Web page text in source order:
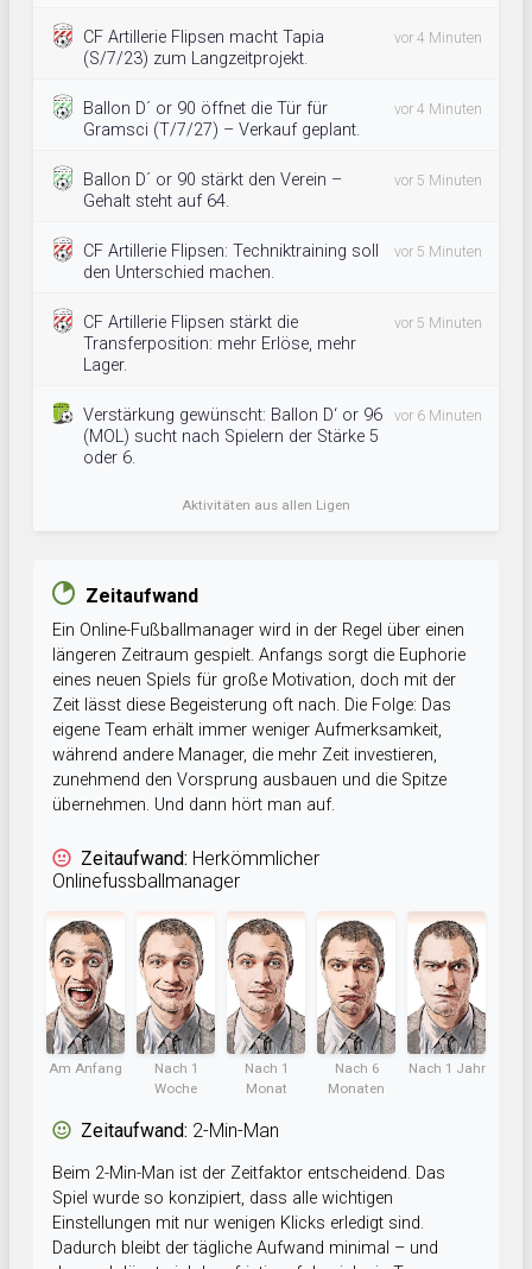
CF Artillerie Flipsen macht Tapia
(S/7/23) zum Langzeitprojekt.
vor 4 Minuten
Ballon D´ or 90 öffnet die Tür für
Gramsci (T/7/27) – Verkauf geplant.
vor 4 Minuten
Ballon D´ or 90 stärkt den Verein –
Gehalt steht auf 64.
vor 5 Minuten
CF Artillerie Flipsen: Techniktraining soll
den Unterschied machen.
vor 5 Minuten
CF Artillerie Flipsen stärkt die
Transferposition: mehr Erlöse, mehr
Lager.
vor 5 Minuten
Verstärkung gewünscht: Ballon D‘ or 96
(MOL) sucht nach Spielern der Stärke 5
oder 6.
vor 6 Minuten
Aktivitäten aus allen Ligen
Zeitaufwand
Ein Online-Fußballmanager wird in der Regel über einen
längeren Zeitraum gespielt. Anfangs sorgt die Euphorie
eines neuen Spiels für große Motivation, doch mit der
Zeit lässt diese Begeisterung oft nach. Die Folge: Das
eigene Team erhält immer weniger Aufmerksamkeit,
während andere Manager, die mehr Zeit investieren,
zunehmend den Vorsprung ausbauen und die Spitze
übernehmen. Und dann hört man auf.
Zeitaufwand: Herkömmlicher
Onlinefussballmanager
Am Anfang
Nach 1
Woche
Nach 1
Monat
Nach 6
Monaten
Nach 1 Jahr
Zeitaufwand: 2-Min-Man
Beim 2-Min-Man ist der Zeitfaktor entscheidend. Das
Spiel wurde so konzipiert, dass alle wichtigen
Einstellungen mit nur wenigen Klicks erledigt sind.
Dadurch bleibt der tägliche Aufwand minimal – und